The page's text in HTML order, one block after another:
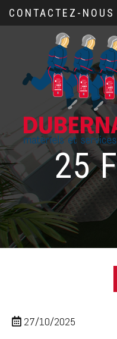
CONTACTEZ-NOUS
25
27/10/2025